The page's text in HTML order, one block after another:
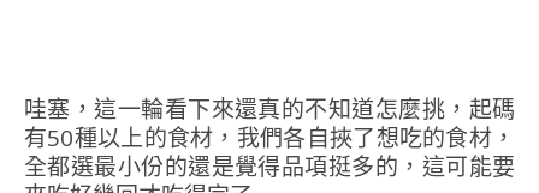
哇塞，這一輪看下來還真的不知道怎麼挑，起碼
有50種以上的食材，我們各自挾了想吃的食材，
全都選最小份的還是覺得品項挺多的，這可能要